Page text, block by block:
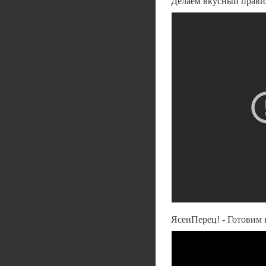
ЯсенПерец! - Готовим